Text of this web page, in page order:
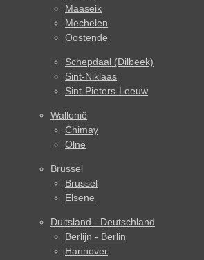
Maaseik
Mechelen
Oostende
Schepdaal (Dilbeek)
Sint-Niklaas
Sint-Pieters-Leeuw
Wallonië
Chimay
Olne
Brussel
Brussel
Elsene
Duitsland - Deutschland
Berlijn - Berlin
Hannover